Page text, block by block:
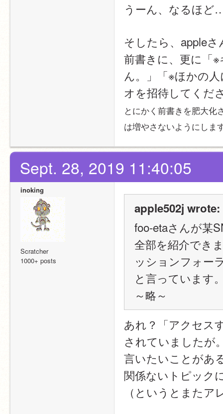
うーん、なるほど
そしたら、apple
前書きに、更に「
ん。」「※ほかの
オを招待してくだ
とにかく前書きを肥大化
は増やさないようにしま
Sept. 28, 2019 11:40:05
inoking
Scratcher
1000+ posts
apple502j wrote:
foo-etaさんが某
全部を紹介でき
ッションフォー
と言っています
～略～
あれ？「アクセス
されていましたが
言いたいことがあ
関係ないトピック
（というとまた